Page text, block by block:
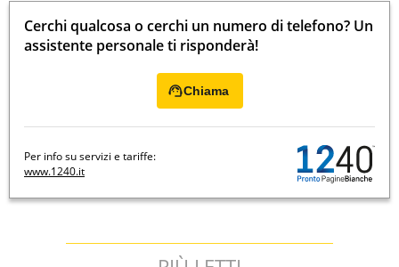
Cerchi qualcosa o cerchi un numero di telefono? Un
assistente personale ti risponderà!
Chiama
Per info su servizi e tariffe:
www.1240.it